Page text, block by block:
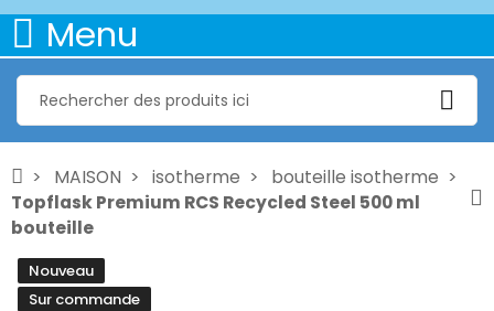
Menu
MAISON isotherme
bouteille isotherme
Topflask Premium RCS Recycled Steel 500 ml
bouteille
Nouveau
Sur commande